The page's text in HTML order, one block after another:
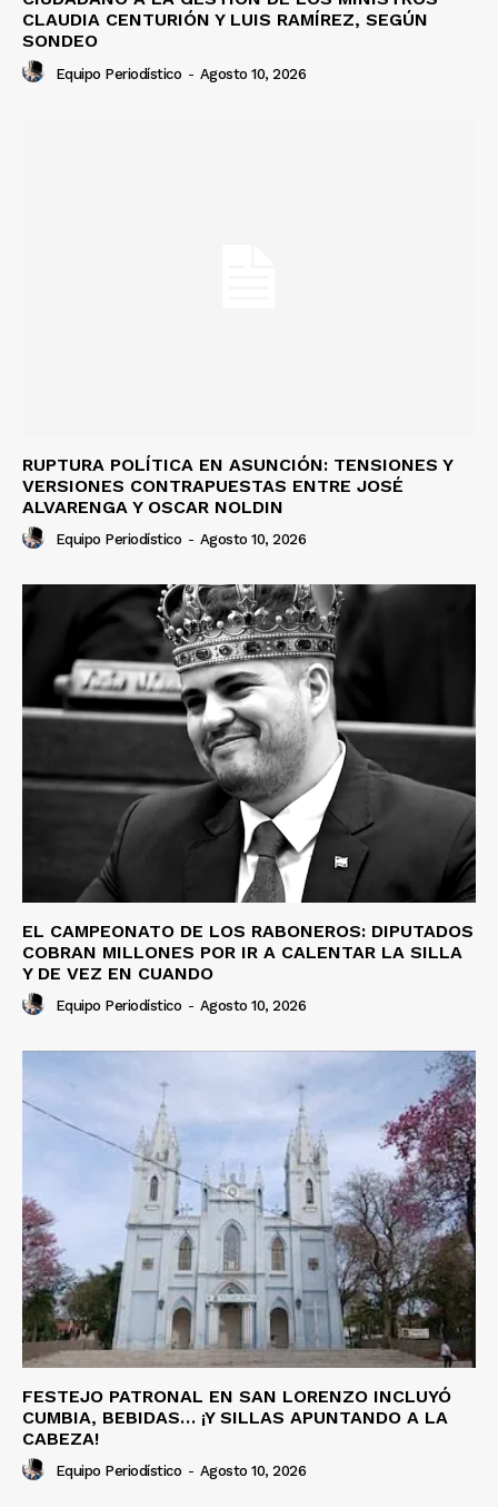
CLAUDIA CENTURIÓN Y LUIS RAMÍREZ, SEGÚN
SONDEO
Equipo Periodístico - Agosto 10, 2026
RUPTURA POLÍTICA EN ASUNCIÓN: TENSIONES Y
VERSIONES CONTRAPUESTAS ENTRE JOSÉ
ALVARENGA Y OSCAR NOLDIN
Equipo Periodístico - Agosto 10, 2026
EL CAMPEONATO DE LOS RABONEROS: DIPUTADOS
COBRAN MILLONES POR IR A CALENTAR LA SILLA
Y DE VEZ EN CUANDO
Equipo Periodístico - Agosto 10, 2026
FESTEJO PATRONAL EN SAN LORENZO INCLUYÓ
CUMBIA, BEBIDAS… ¡Y SILLAS APUNTANDO A LA
CABEZA!
Equipo Periodístico - Agosto 10, 2026